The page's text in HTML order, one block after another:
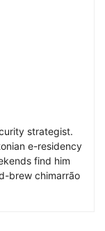
strategist.
e-residency
find him
brew chimarrão